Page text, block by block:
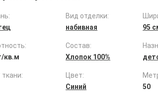
Вид отделки:
набивная
95
кв.м
Состав:
Хлопок 100%
ткани:
Цвет:
Синий
50